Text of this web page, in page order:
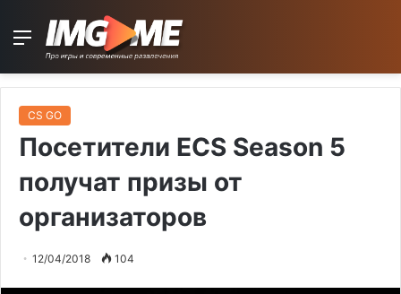
Menu
CS GO
Посетители ECS Season 5
получат призы от
организаторов
12/04/2018 104